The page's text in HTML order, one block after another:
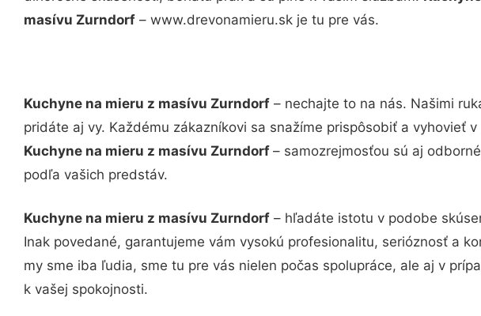
masívu Zurndorf – www.drevonamieru.sk je tu pre vás.
Kuchyne na mieru z masívu Zurndorf – nechajte to na nás. Našimi
pridáte aj vy. Každému zákazníkovi sa snažíme prispôsobiť a vyhovieť
Kuchyne na mieru z masívu Zurndorf – samozrejmosťou sú aj
podľa vašich predstáv.
Kuchyne na mieru z masívu Zurndorf – hľadáte istotu v podobe
Inak povedané, garantujeme vám vysokú profesionalitu, serióznosť a
my sme iba ľudia, sme tu pre vás nielen počas spolupráce, ale aj v
k vašej spokojnosti.